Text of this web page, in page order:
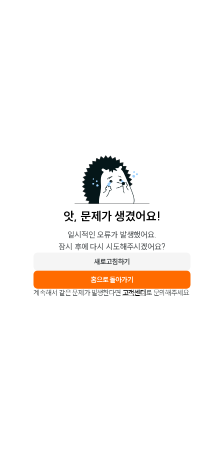
앗, 문제가 생겼어요!
일시적인 오류가 발생했어요.
잠시 후에 다시 시도해주시겠어요?
새로고침하기
홈으로 돌아가기
계속해서 같은 문제가 발생한다면 고객센터로 문의해주세요.